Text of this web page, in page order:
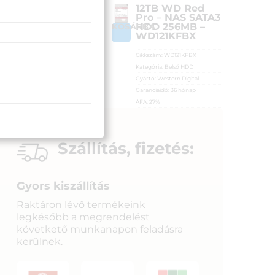
319 900Ft
KOSÁRBA
12TB WD Red
Pro – NAS SATA3
HDD 256MB –
WD121KFBX
Cikkszám: WD121KFBX
Kategória:
Belső HDD
Gyártó: Western Digital
Garanciaidő: 36 hónap
ÁFA: 27%
Szállítás, fizetés:
Gyors kiszállítás
Raktáron lévő termékeink
legkésőbb a megrendelést
követkető munkanapon feladásra
kerülnek.